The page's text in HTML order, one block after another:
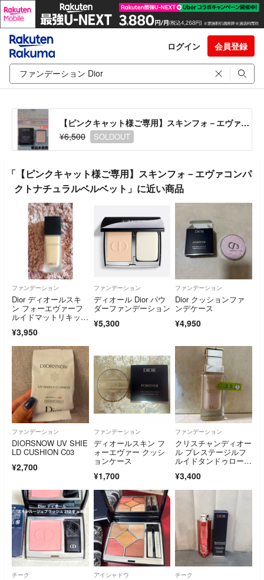
ログイン 会員登録
【ピンクキャット様ご専用】スキンフォ－エヴァコンパクトナチュラルベルベット
¥6,500
SOLDOUT
「【ピンクキャット様ご専用】スキンフォ－エヴァコンパ
クトナチュラルベルベット」に近い商品
ファンデーション
Dior ディオールスキ
ン フォーエヴァーフ
ルイドマットリキッド
¥3,950
ファンデーション
ディオール Dior パウ
ダーファンデーション
¥5,300
ファンデーション
Dior クッションファ
ンデケース
¥4,950
ファンデーション
DIORSNOW UV SHIE
LD CUSHION C03
¥2,700
ファンデーション
ディオールスキン フ
ォーエヴァー クッシ
ョンケース
¥1,700
ファンデーション
クリスチャンディオー
ル プレステージルフ
ルイドタンドゥロー
¥3,400
チーク アイシャドウ チーク